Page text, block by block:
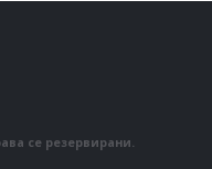
се резервирани.